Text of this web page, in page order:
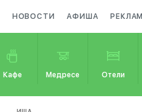
НОВОСТИ АФИША
Кафе Медресе Отели